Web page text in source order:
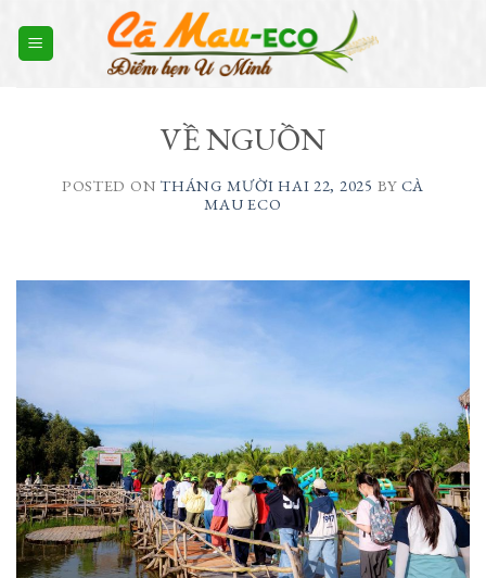
content
VỀ NGUỒN
POSTED ONTHÁNG MƯỜI HAI 22, 2025 BY CÀ
MAU ECO